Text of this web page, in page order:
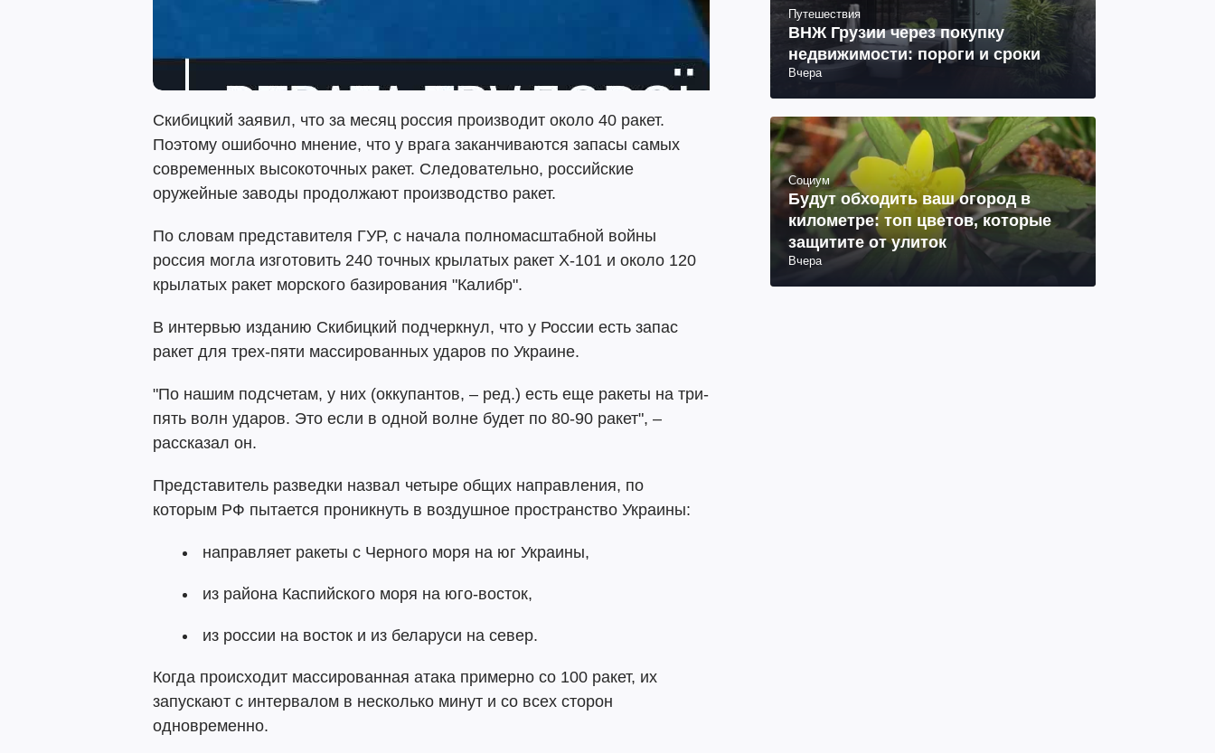
Скибицкий заявил, что за месяц россия производит около 40 ракет.
Поэтому ошибочно мнение, что у врага заканчиваются запасы самых
современных высокоточных ракет. Следовательно, российские
оружейные заводы продолжают производство ракет.
По словам представителя ГУР, с начала полномасштабной войны
россия могла изготовить 240 точных крылатых ракет Х-101 и около 120
крылатых ракет морского базирования "Калибр".
В интервью изданию Скибицкий подчеркнул, что у России есть запас
ракет для трех-пяти массированных ударов по Украине.
"По нашим подсчетам, у них (оккупантов, – ред.) есть еще ракеты на три-
пять волн ударов. Это если в одной волне будет по 80-90 ракет", –
рассказал он.
Представитель разведки назвал четыре общих направления, по
которым РФ пытается проникнуть в воздушное пространство Украины:
направляет ракеты с Черного моря на юг Украины,
из района Каспийского моря на юго-восток,
из россии на восток и из беларуси на север.
Когда происходит массированная атака примерно со 100 ракет, их
запускают с интервалом в несколько минут и со всех сторон
одновременно.
Путешествия
ВНЖ Грузии через покупку
недвижимости: пороги и сроки
Вчера
Социум
Будут обходить ваш огород в
километре: топ цветов, которые
защитите от улиток
Вчера